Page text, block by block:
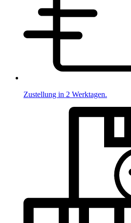
Zustellung in 2 Werktagen.